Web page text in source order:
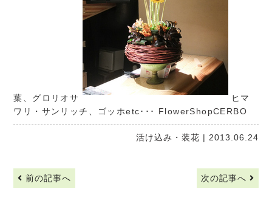
葉、グロリオサ
ヒマ
ワリ・サンリッチ、ゴッホetc･･･ FlowerShopCERBO
活け込み・装花 | 2013.06.24
前の記事へ 次の記事へ